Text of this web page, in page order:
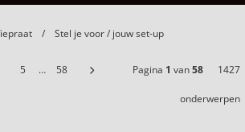
Stel je voor / jouw set-up
5 … 58 Pagina 1 van58 1427
onderwerpen